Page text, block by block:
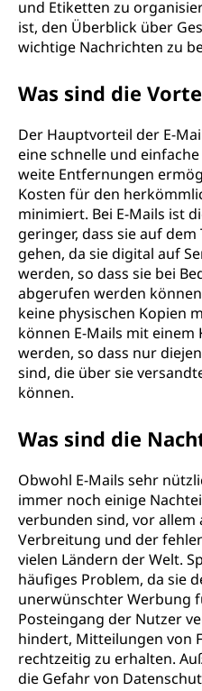
und Etiketten zu
ist, den Überblick über
wichtige Nachrichten zu
Was sind die
Der Hauptvorteil der E-
eine schnelle und
weite Entfernungen
Kosten für den
minimiert. Bei E-Mails ist
geringer, dass sie auf
gehen, da sie digital auf
werden, so dass sie bei
abgerufen werden
keine physischen Kopien
können E-Mails mit
werden, so dass nur
sind, die über sie
können.
Was sind die
Obwohl E-Mails sehr
immer noch einige
verbunden sind, vor
Verbreitung und der
vielen Ländern der Welt.
häufiges Problem, da sie
unerwünschter Werbung
Posteingang der Nutzer
hindert, Mitteilungen von
rechtzeitig zu erhalten.
die Gefahr von